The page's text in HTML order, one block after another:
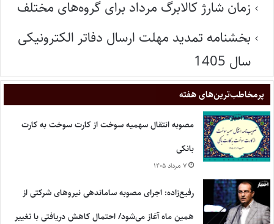
زمان شارژ کالابرگ مرداد برای گروه‌های مختلف
بخشنامه تمدید مهلت ارسال دفاتر الکترونیکی
سال 1405
پر‌مخاطب‌ترین‌های هفته
مصوبه انتقال سهمیه سوخت از کارت سوخت به کارت
بانکی
۷ مرداد ۱۴۰۵
رفیع‌زاده: اجرای مصوبه ساماندهی نیروهای شرکتی از
همین ماه آغاز می‌شود/ احتمال کاهش دریافتی با تغییر